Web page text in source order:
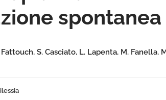
spontanea
S. Casciato, L. Lapenta, M. Fanella,